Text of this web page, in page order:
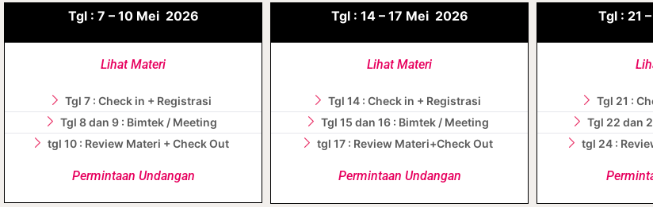
Tgl : 7 – 10 Mei 2026
Lihat Materi
Tgl 7 : Check in + Registrasi
Tgl 8 dan 9 : Bimtek / Meeting
tgl 10 : Review Materi + Check Out
Permintaan Undangan
Tgl : 14 – 17 Mei 2026
Lihat Materi
Tgl 14 : Check in + Registrasi
Tgl 15 dan 16 : Bimtek / Meeting
tgl 17 : Review Materi+Check Out
Permintaan Undangan
Tgl : 21
Tgl 21 :
Tgl 22 dan
tgl 24 :